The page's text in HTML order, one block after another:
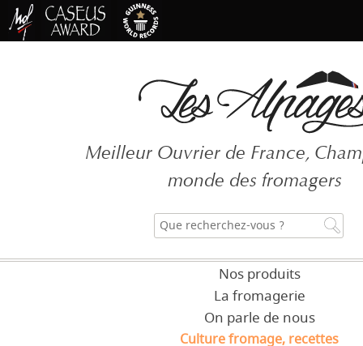
Meilleur Ouvrier de France,
monde des fromagers
Nos produits
La fromagerie
On parle de nous
Culture fromage, recettes